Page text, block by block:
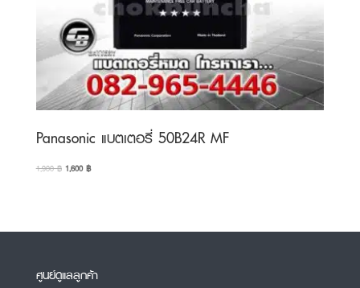
Panasonic แบตเตอรี่ 50B24R MF
1,900฿ Original
1,600฿Current
ศูนย์ดูแลลูกค้า